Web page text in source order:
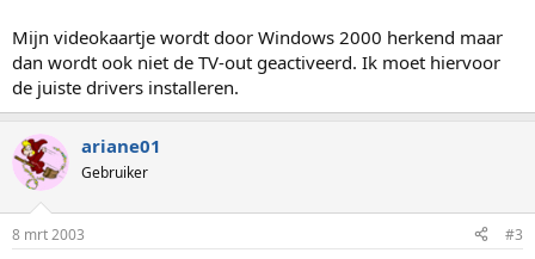
Mijn videokaartje wordt door Windows 2000 herkend maar
dan wordt ook niet de TV-out geactiveerd. Ik moet hiervoor
de juiste drivers installeren.
ariane01
Gebruiker
8 mrt 2003 #3